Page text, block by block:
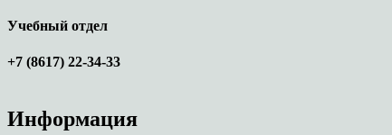
Учебный отдел
+7 (8617) 22-34-33
Информация